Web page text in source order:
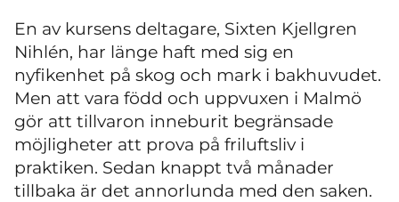
En av kursens deltagare, Sixten Kjellgren
Nihlén, har länge haft med sig en
nyfikenhet på skog och mark i bakhuvudet.
Men att vara född och uppvuxen i Malmö
gör att tillvaron inneburit begränsade
möjligheter att prova på friluftsliv i
praktiken. Sedan knappt två månader
tillbaka är det annorlunda med den saken.